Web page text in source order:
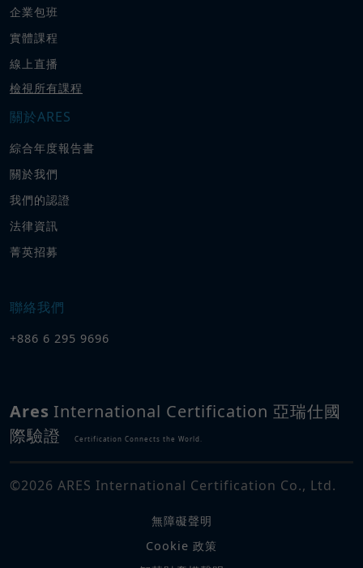
企業包班
實體課程
線上直播
檢視所有課程
關於ARES
綜合年度報告書
關於我們
我們的認證
法律資訊
菁英招募
聯絡我們
+886 6 295 9696
Ares International Certification 亞瑞仕國
際驗證
Certification Connects the World.
©2026 ARES International Certification Co., Ltd.
無障礙聲明
Cookie 政策